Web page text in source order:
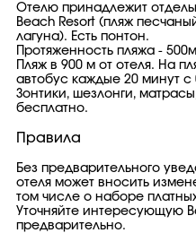
Отелю принадлежит
Beach Resort (пляж
лагуна). Есть понтон.
Протяженность пляжа -
Пляж в 900 м от отеля. На
автобус каждые 20 минут с
Зонтики, шезлонги,
бесплатно.
Правила
Без предварительного
отеля может вносить
том числе о наборе
Уточняйте интересующую
предварительно.